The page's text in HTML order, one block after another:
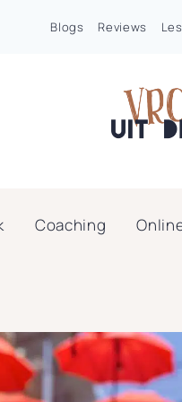
Blogs Reviews
Coaching